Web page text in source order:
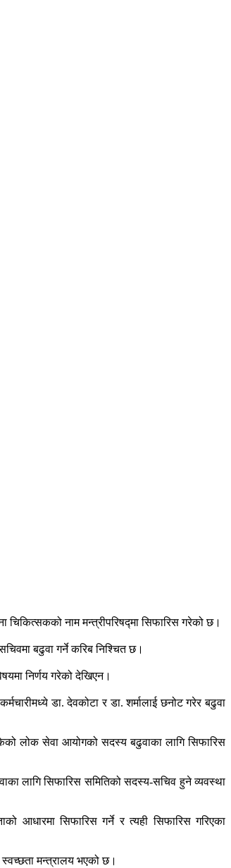
चिकित्सकको नाम मन्त्रीपरिषद्मा सिफारिस गरेको छ।
बढुवा गर्ने करिब निश्चित छ।
निर्णय गरेको देखिएन।
डा. देवकोटा र डा. शर्मालाई छनोट गरेर बढुवा
लोक सेवा आयोगको सदस्य बढुवाका लागि सिफारिस
लागि सिफारिस समितिको सदस्य-सचिव हुने व्यवस्था
आधारमा सिफारिस गर्ने र त्यही सिफारिस गरिएका
स्वच्छता मन्त्रालय भएको छ।